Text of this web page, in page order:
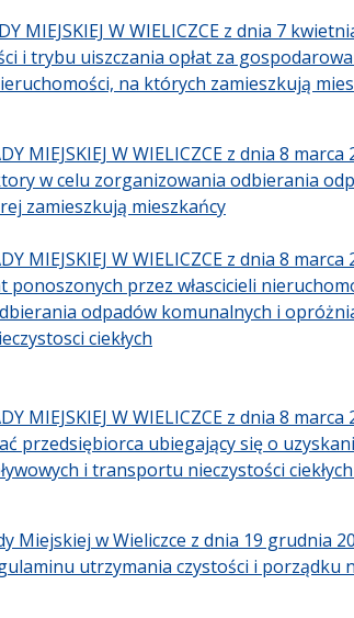
MIEJSKIEJ W WIELICZCE z dnia 7
i trybu uiszczania opłat za
na których zamieszkują
MIEJSKIEJ W WIELICZCE z dnia 8
w celu zorganizowania odbierania
zamieszkują mieszkańcy
MIEJSKIEJ W WIELICZCE z dnia 8
przez włascicieli
odpadów komunalnych i
ciekłych
MIEJSKIEJ W WIELICZCE z dnia 8
przedsiębiorca ubiegający się o
i transportu nieczystości
Miejskiej w Wieliczce z dnia 19 grudnia
utrzymania czystości i porządku